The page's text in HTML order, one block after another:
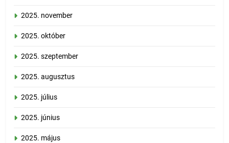
2025. november
2025. október
2025. szeptember
2025. augusztus
2025. július
2025. június
2025. május